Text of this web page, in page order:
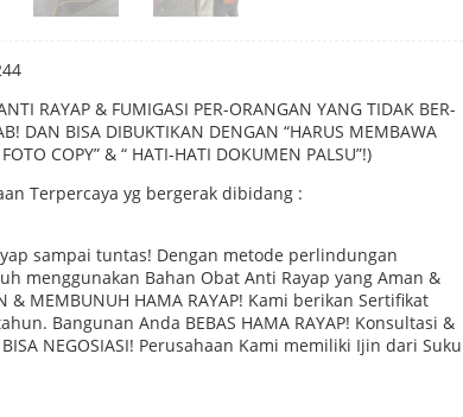
RAYAP & FUMIGASI PER-ORANGAN YANG TIDAK BER-
DAN BISA DIBUKTIKAN DENGAN “HARUS MEMBAWA
COPY” & “ HATI-HATI DOKUMEN PALSU”!)
Terpercaya yg bergerak dibidang :
sampai tuntas! Dengan metode perlindungan
menggunakan Bahan Obat Anti Rayap yang Aman &
& MEMBUNUH HAMA RAYAP! Kami berikan Sertifikat
Bangunan Anda BEBAS HAMA RAYAP! Konsultasi &
NEGOSIASI! Perusahaan Kami memiliki Ijin dari Suku